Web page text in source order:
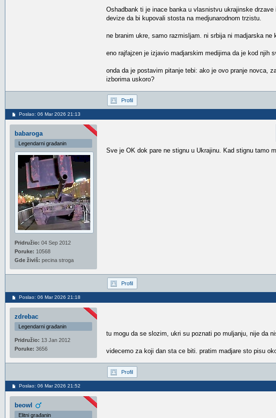
Oshadbank ti je inace banka u vlasnistvu ukrajinske
devize da bi kupovali stosta na medjunarodnom trzistu.
ne branim ukre, samo razmisljam. ni srbija ni madjarska
eno rajfajzen je izjavio madjarskim medijima da je kod njih
onda da je postavim pitanje tebi: ako je ovo pranje novca,
izborima uskoro?
Profil
Poslao: 06 Mar 2026 21:13
babaroga
Legendarni građanin
Pridružio: 04 Sep 2012
Poruke: 10568
Gde živiš: pecina stroga
Sve je OK dok pare ne stignu u Ukrajinu. Kad stignu tamo
Profil
Poslao: 06 Mar 2026 21:18
zdrebac
Legendarni građanin
Pridružio: 13 Jan 2012
Poruke: 3656
tu mogu da se slozim, ukri su poznati po muljanju, nije da
videcemo za koji dan sta ce biti. pratim madjare sto pisu
Profil
Poslao: 06 Mar 2026 21:52
beowl
Elitni građanin